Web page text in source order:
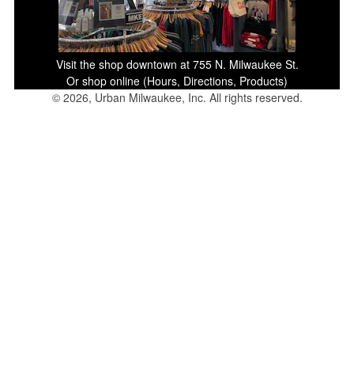
Visit the shop downtown at 755 N. Milwaukee St.
Or shop online (Hours, Directions, Products)
© 2026, Urban Milwaukee, Inc. All rights reserved.